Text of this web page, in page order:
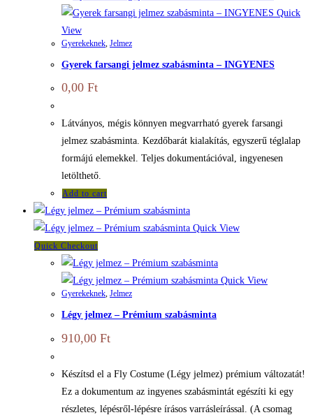
Quick
View
Gyerekeknek, Jelmez
Gyerek farsangi jelmez szabásminta – INGYENES
0,00 Ft
Látványos, mégis könnyen megvarrható gyerek farsangi
jelmez szabásminta. Kezdőbarát kialakítás, egyszerű téglalap
formájú elemekkel. Teljes dokumentációval, ingyenesen
letölthető.
Add to cart
Quick View
Quick Checkout
Quick View
Gyerekeknek, Jelmez
Légy jelmez – Prémium szabásminta
910,00 Ft
Készítsd el a Fly Costume (Légy jelmez) prémium változatát!
Ez a dokumentum az ingyenes szabásmintát egészíti ki egy
részletes, lépésről-lépésre írásos varrásleírással. (A csomag